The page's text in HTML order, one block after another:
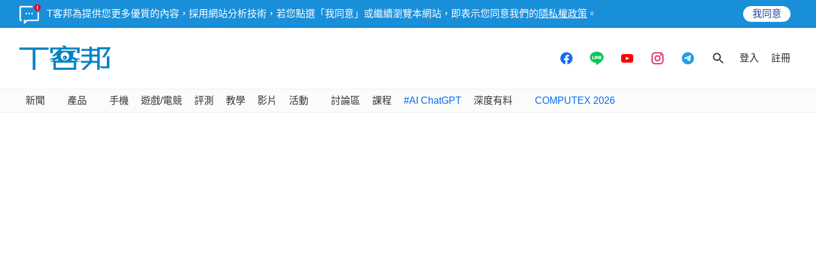
T客邦為提供您更多優質的內容，採用網站分析技術，若您點選「我同意」或繼續瀏覽本網站，即表示您同意我們的 隱私權政策 。 我同意
登入 註冊
新聞 產品 手機 遊戲/電競 評測 教學 影片 活動 討論區 課程 #AI ChatGPT 深度有料 COMPUTEX 2026